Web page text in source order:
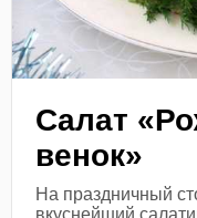
Салат
венок»
На праздничный
вкуснейший